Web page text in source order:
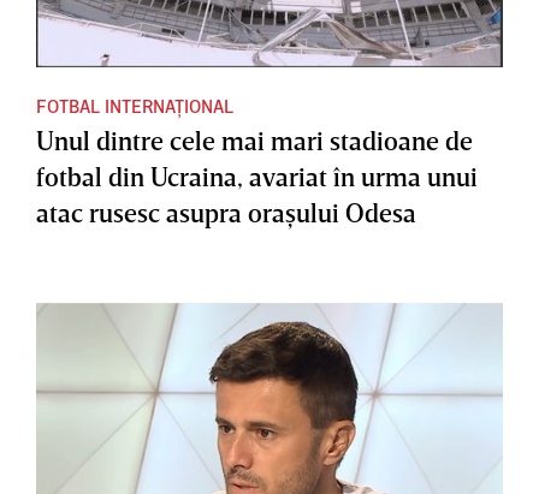
FOTBAL INTERNAȚIONAL
Unul dintre cele mai mari stadioane de
fotbal din Ucraina, avariat în urma unui
atac rusesc asupra oraşului Odesa